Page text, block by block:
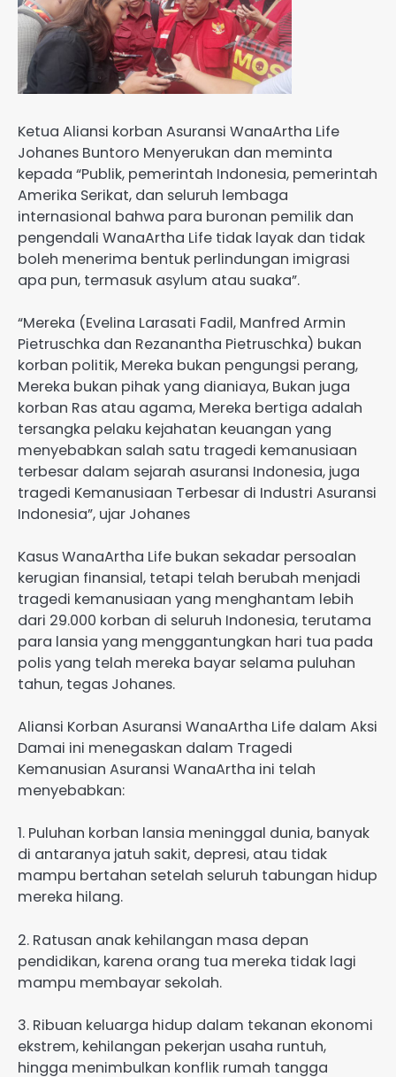
Ketua Aliansi korban Asuransi WanaArtha Life
Johanes Buntoro Menyerukan dan meminta
kepada “Publik, pemerintah Indonesia, pemerintah
Amerika Serikat, dan seluruh lembaga
internasional bahwa para buronan pemilik dan
pengendali WanaArtha Life tidak layak dan tidak
boleh menerima bentuk perlindungan imigrasi
apa pun, termasuk asylum atau suaka”.
“Mereka (Evelina Larasati Fadil, Manfred Armin
Pietruschka dan Rezanantha Pietruschka) bukan
korban politik, Mereka bukan pengungsi perang,
Mereka bukan pihak yang dianiaya, Bukan juga
korban Ras atau agama, Mereka bertiga adalah
tersangka pelaku kejahatan keuangan yang
menyebabkan salah satu tragedi kemanusiaan
terbesar dalam sejarah asuransi Indonesia, juga
tragedi Kemanusiaan Terbesar di Industri Asuransi
Indonesia”, ujar Johanes
Kasus WanaArtha Life bukan sekadar persoalan
kerugian finansial, tetapi telah berubah menjadi
tragedi kemanusiaan yang menghantam lebih
dari 29.000 korban di seluruh Indonesia, terutama
para lansia yang menggantungkan hari tua pada
polis yang telah mereka bayar selama puluhan
tahun, tegas Johanes.
Aliansi Korban Asuransi WanaArtha Life dalam Aksi
Damai ini menegaskan dalam Tragedi
Kemanusian Asuransi WanaArtha ini telah
menyebabkan:
1. Puluhan korban lansia meninggal dunia, banyak
di antaranya jatuh sakit, depresi, atau tidak
mampu bertahan setelah seluruh tabungan hidup
mereka hilang.
2. Ratusan anak kehilangan masa depan
pendidikan, karena orang tua mereka tidak lagi
mampu membayar sekolah.
3. Ribuan keluarga hidup dalam tekanan ekonomi
ekstrem, kehilangan pekerjan usaha runtuh,
hingga menimbulkan konflik rumah tangga